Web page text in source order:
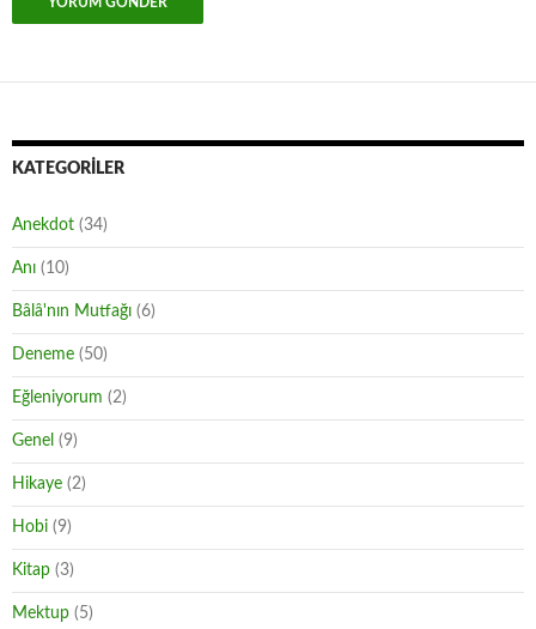
KATEGORILER
Anekdot (34)
Anı (10)
Bâlâ'nın Mutfağı (6)
Deneme (50)
Eğleniyorum (2)
Genel (9)
Hikaye (2)
Hobi (9)
Kitap (3)
Mektup (5)